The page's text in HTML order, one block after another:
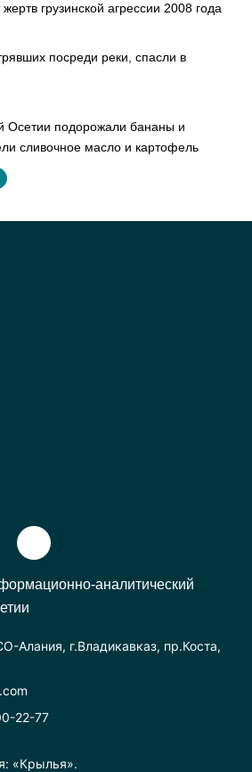
грузинской агрессии 2008 года
посреди реки, спасли в
Осетии подорожали бананы и
сливочное масло и картофель
«Крылья».
аналитический
Алания, г.Владикавказ, пр.Коста,
22-77